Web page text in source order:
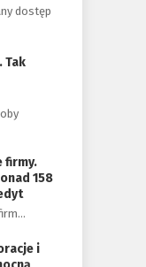
dostęp
Tak
firmy.
158
i